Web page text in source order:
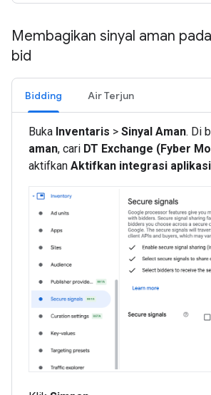
Membagikan sinyal aman
bid
Bidding Air Terjun
Buka Inventaris > Sinyal Aman. Di
aman, cari DT Exchange (Fyber
aktifkan Aktifkan integrasi aplikasi